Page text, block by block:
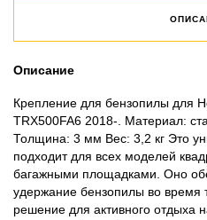
Описание
Крепление для бензопилы для
TRX500FA6 2018-. Материал:
Толщина: 3 мм Вес: 3,2 кг Это
подходит для всех моделей
багажными площадками. Оно
удержание бензопилы во время
решение для активного отдыха